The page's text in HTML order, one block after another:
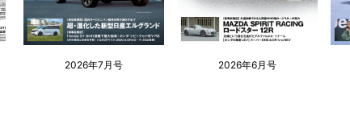
2026年7月号 2026年6月号